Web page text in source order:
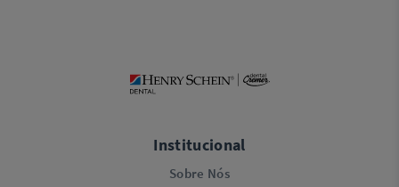
Institucional
Sobre Nós